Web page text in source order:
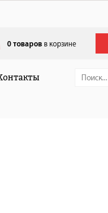
0 товаров в корзине